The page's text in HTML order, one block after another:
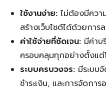
ใช้งานง่าย: ไม่ต้องมีคว
สร้างเว็บไซต์ได้ด้วยการ
ค่าใช้จ่ายที่ชัดเจน: มีค่าบ
ครอบคลุมทุกอย่างตั้งแต่
ระบบครบวงจร: มีระบบ
ชำระเงิน, และการจัดการ